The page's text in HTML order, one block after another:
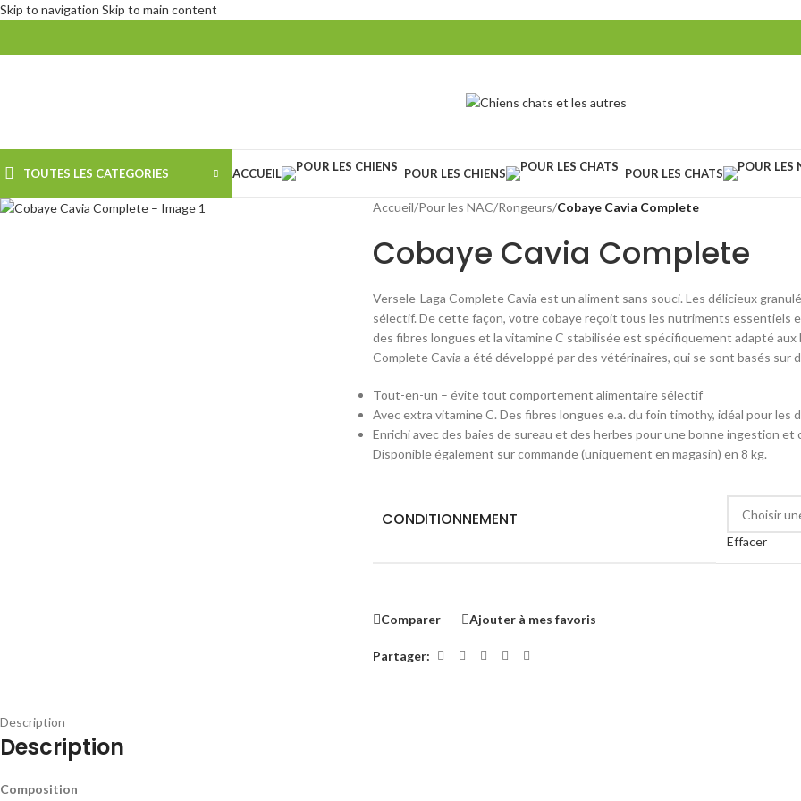
Skip to navigation Skip to main content
TOUTES LES CATEGORIES ACCUEIL POUR LES CHIENS POUR LES CHATS
Accueil/Pour les NAC/Rongeurs/Cobaye Cavia Complete
Cobaye Cavia Complete
Versele-Laga Complete Cavia est un aliment sans souci. Les délicieux
sélectif. De cette façon, votre cobaye reçoit tous les nutriments essentiels
des fibres longues et la vitamine C stabilisée est spécifiquement adapté
Complete Cavia a été développé par des vétérinaires, qui se sont basés sur
Tout-en-un – évite tout comportement alimentaire sélectif
Avec extra vitamine C. Des fibres longues e.a. du foin timothy, idéal pour les
Enrichi avec des baies de sureau et des herbes pour une bonne ingestion et
Disponible également sur commande (uniquement en magasin) en 8 kg.
CONDITIONNEMENT
Effacer
Comparer Ajouter à mes favoris
Partager:
Description
Description
Composition